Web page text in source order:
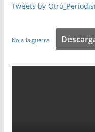
Tweets by
No a la guerra